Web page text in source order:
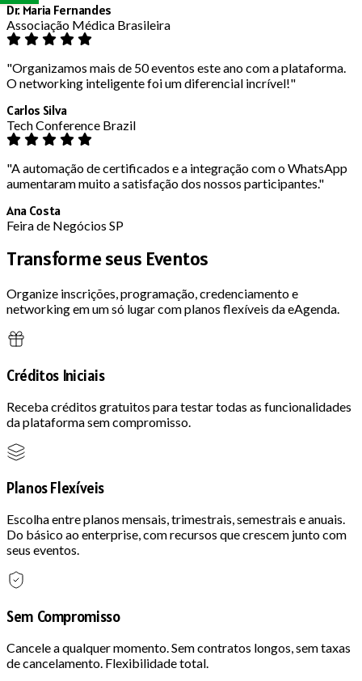
Dr. Maria Fernandes
Associação Médica Brasileira
"Organizamos mais de 50 eventos este ano com a plataforma.
O networking inteligente foi um diferencial incrível!"
Carlos Silva
Tech Conference Brazil
"A automação de certificados e a integração com o WhatsApp
aumentaram muito a satisfação dos nossos participantes."
Ana Costa
Feira de Negócios SP
Transforme seus Eventos
Organize inscrições, programação, credenciamento e
networking em um só lugar com planos flexíveis da eAgenda.
Créditos Iniciais
Receba créditos gratuitos para testar todas as funcionalidades
da plataforma sem compromisso.
Planos Flexíveis
Escolha entre planos mensais, trimestrais, semestrais e anuais.
Do básico ao enterprise, com recursos que crescem junto com
seus eventos.
Sem Compromisso
Cancele a qualquer momento. Sem contratos longos, sem taxas
de cancelamento. Flexibilidade total.